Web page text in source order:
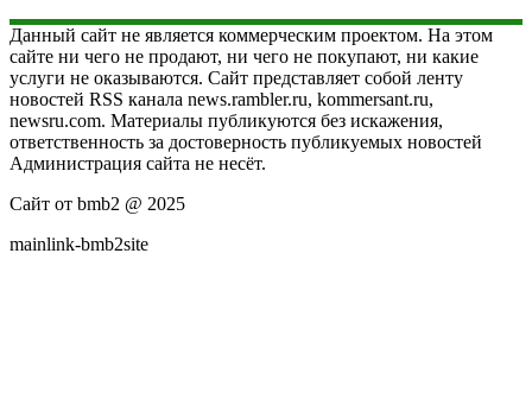
Данный сайт не является коммерческим проектом. На этом
сайте ни чего не продают, ни чего не покупают, ни какие
услуги не оказываются. Сайт представляет собой ленту
новостей RSS канала news.rambler.ru, kommersant.ru,
newsru.com. Материалы публикуются без искажения,
ответственность за достоверность публикуемых новостей
Администрация сайта не несёт.
Сайт от bmb2 @ 2025
mainlink-bmb2site